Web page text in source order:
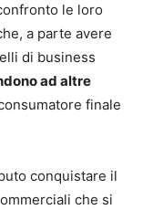
le loro
a parte avere
di business
ad altre
finale
conquistare il
che si